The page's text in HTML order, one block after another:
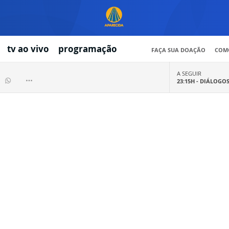
tv ao vivo programação FAÇA SUA DOAÇÃO
A SEGUIR
23:15H - DIÁLOGOS